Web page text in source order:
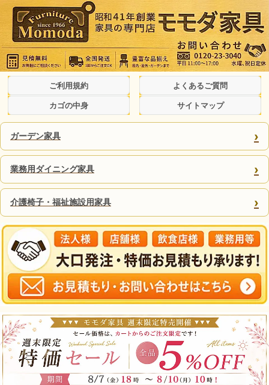
ご利用規約 よくあるご質問
カゴの中身 サイトマップ
ガーデン家具 ›
業務用ダイニング家具 ›
介護椅子・福祉施設用家具 ›